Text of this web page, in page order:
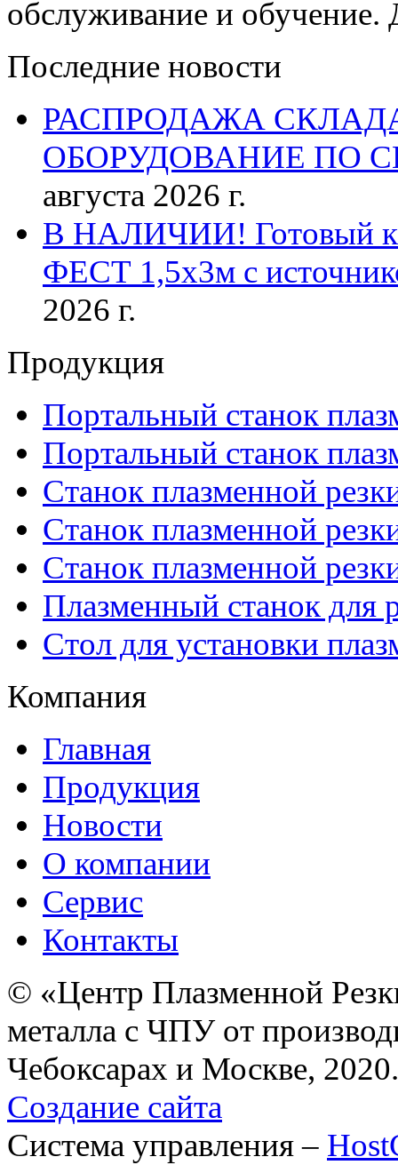
обслуживание и обучение.
Последние новости
РАСПРОДАЖА
ОБОРУДОВАНИЕ ПО
августа 2026 г.
В НАЛИЧИИ! Готовый к
ФЕСТ 1,5х3м с
2026 г.
Продукция
Портальный станок
Портальный станок
Станок плазменной
Станок плазменной
Станок плазменной
Плазменный станок для
Стол для установки
Компания
Главная
Продукция
Новости
О компании
Сервис
Контакты
© «Центр Плазменной
металла с ЧПУ от
Чебоксарах и Москве, 2020.
Создание сайта
Система управления –